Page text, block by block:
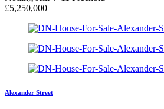
£5,250,000
Alexander Street